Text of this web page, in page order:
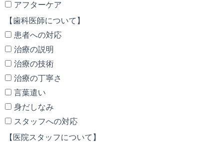
アフターケア
【歯科医師について】
患者への対応
治療の説明
治療の技術
治療の丁寧さ
言葉遣い
身だしなみ
スタッフへの対応
【医院スタッフについて】